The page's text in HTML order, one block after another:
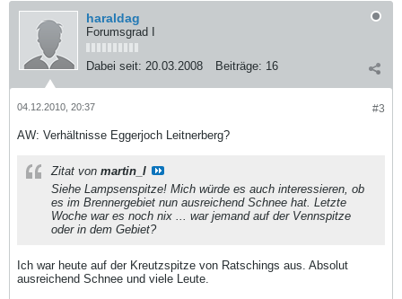
haraldag
Forumsgrad I
Dabei seit: 20.03.2008 Beiträge: 16
#3
04.12.2010, 20:37
AW: Verhältnisse Eggerjoch Leitnerberg?
Zitat von martin_l
Siehe Lampsenspitze! Mich würde es auch interessieren, ob
es im Brennergebiet nun ausreichend Schnee hat. Letzte
Woche war es noch nix ... war jemand auf der Vennspitze
oder in dem Gebiet?
Ich war heute auf der Kreutzspitze von Ratschings aus. Absolut
ausreichend Schnee und viele Leute.